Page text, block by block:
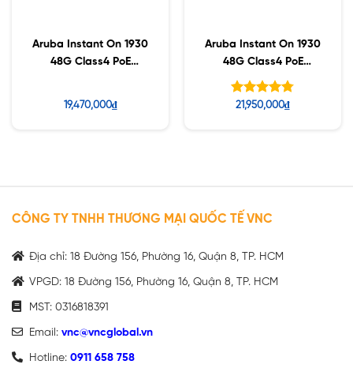
Aruba Instant On 1930
48G Class4 PoE
19,470,000₫
Aruba Instant On 1930
48G Class4 PoE
4SFP/SFP+ 370W
Được xếp
21,950,000₫
CÔNG TY TNHH THƯƠNG MẠI QUỐC TẾ VNC
Địa chỉ: 18 Đường 156, Phường 16, Quận 8, TP. HCM
VPGD: 18 Đường 156, Phường 16, Quận 8, TP. HCM
MST: 0316818391
Email: vnc@vncglobal.vn
Hotline: 0911 658 758